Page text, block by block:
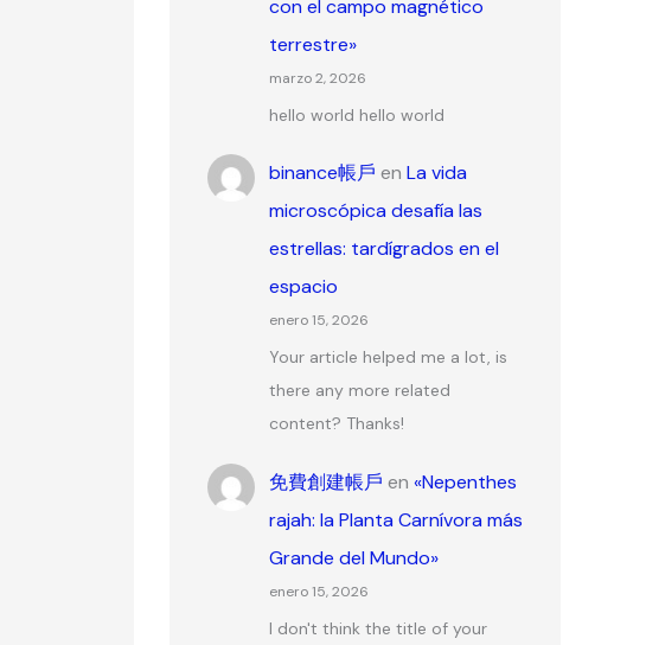
con el campo magnético
terrestre»
marzo 2, 2026
hello world hello world
binance帳戶 en La vida
microscópica desafía las
estrellas: tardígrados en el
espacio
enero 15, 2026
Your article helped me a lot, is
there any more related
content? Thanks!
免費創建帳戶 en «Nepenthes
rajah: la Planta Carnívora más
Grande del Mundo»
enero 15, 2026
I don't think the title of your